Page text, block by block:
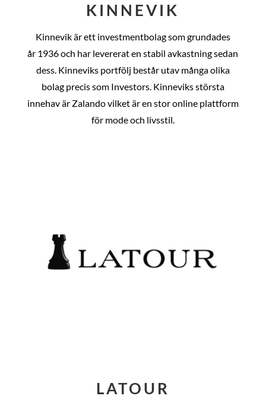
KINNEVIK
Kinnevik är ett investmentbolag som grundades
år 1936 och har levererat en stabil avkastning sedan
dess. Kinneviks portfölj består utav många olika
bolag precis som Investors. Kinneviks största
innehav är Zalando vilket är en stor online plattform
för mode och livsstil.
LATOUR